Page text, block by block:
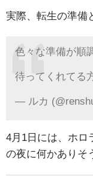
実際、転生の準備
色々な準備が順
待ってくれてる
— ルカ
4月1日には、ホロ
の夜に何かありそ